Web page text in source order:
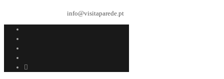
info@visitaparede.pt